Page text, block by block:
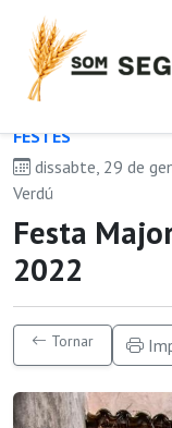
FESTES
dissabte, 29 de
Verdú
Festa
2022
Tornar